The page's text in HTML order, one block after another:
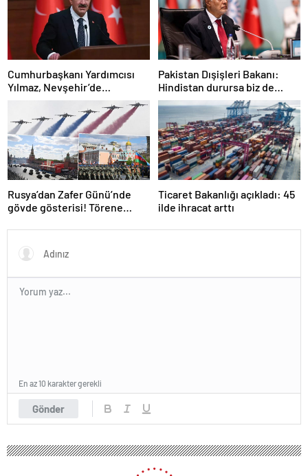
Cumhurbaşkanı Yardımcısı
Yılmaz, Nevşehir’de
temaslarda bulundu! ‘Hiç
kimsenin tereddütü olmasın’
Pakistan Dışişleri Bakanı:
Hindistan durursa biz de
duracağız
Rusya’dan Zafer Günü’nde
gövde gösterisi! Törene
Ticaret Bakanlığı açıkladı: 45
ilde ihracat arttı
Gönder
En az 10 karakter gerekli